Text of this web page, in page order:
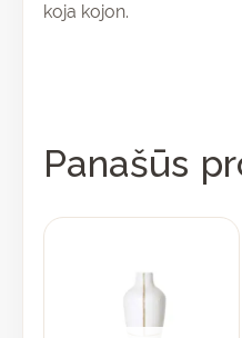
koja kojon.
Panašūs